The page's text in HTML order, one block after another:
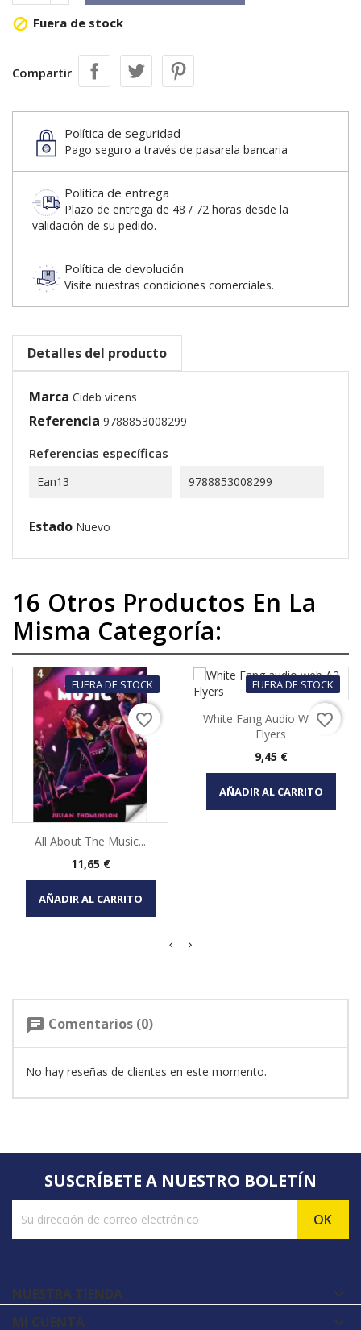
 Fuera de stock
Compartir
Política de seguridad
Pago seguro a través de pasarela bancaria
Política de entrega
Plazo de entrega de 48 / 72 horas desde la
validación de su pedido.
Política de devolución
Visite nuestras condiciones comerciales.
Detalles del producto
Marca Cideb vicens
Referencia 9788853008299
Referencias específicas
Ean13 9788853008299
Estado Nuevo
16 Otros Productos En La
Misma Categoría:
FUERA DE STOCK
All About The Music...
Precio
11,65 €
AÑADIR AL CARRITO
favorite_border
FUERA DE STOCK
White Fang Audio Web A2
Flyers
Precio
9,45 €
AÑADIR AL CARRITO
favorite_border
chat Comentarios (0)
No hay reseñas de clientes en este momento.
SUSCRÍBETE A NUESTRO BOLETÍN
NUESTRA TIENDA 
MI CUENTA 